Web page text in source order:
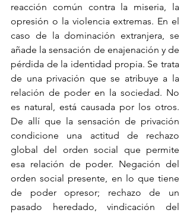
reacción común contra la miseria, la
opresión o la violencia extremas. En el
caso de la dominación extranjera, se
añade la sensación de enajenación y de
pérdida de la identidad propia. Se trata
de una privación que se atribuye a la
relación de poder en la sociedad. No
es natural, está causada por los otros.
De allí que la sensación de privación
condicione una actitud de rechazo
global del orden social que permite
esa relación de poder. Negación del
orden social presente, en lo que tiene
de poder opresor; rechazo de un
pasado heredado, vindicación del